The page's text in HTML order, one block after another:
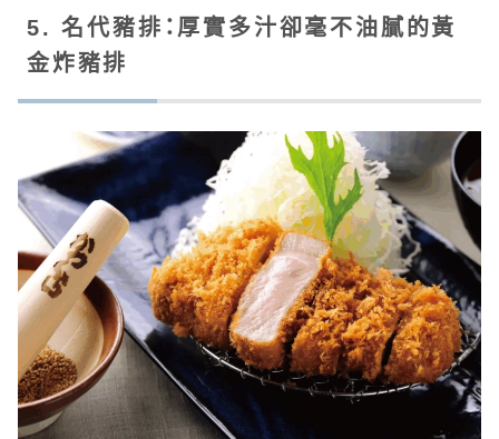
5. 名代豬排：厚實多汁卻毫不油膩的黃
金炸豬排